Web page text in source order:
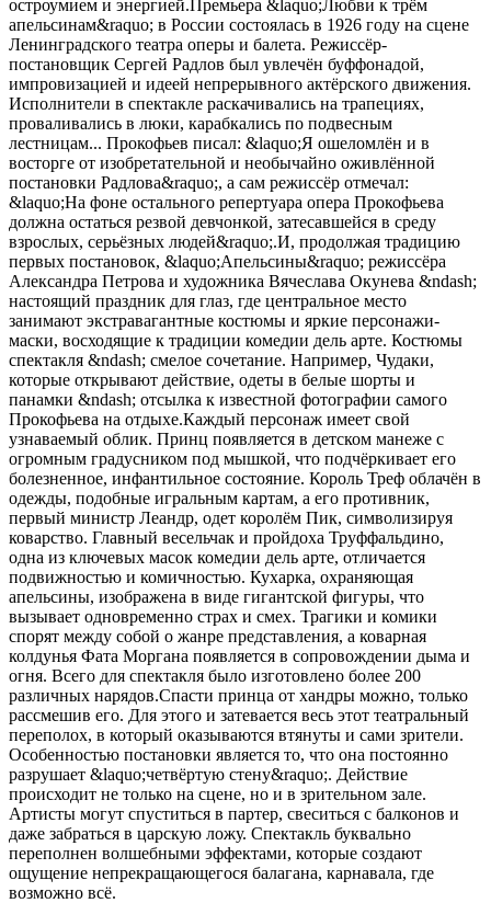
остроумием и энергией.Премьера &laquo;Любви к трём
апельсинам&raquo; в России состоялась в 1926 году на сцене
Ленинградского театра оперы и балета. Режиссёр-
постановщик Сергей Радлов был увлечён буффонадой,
импровизацией и идеей непрерывного актёрского движения.
Исполнители в спектакле раскачивались на трапециях,
проваливались в люки, карабкались по подвесным
лестницам... Прокофьев писал: &laquo;Я ошеломлён и в
восторге от изобретательной и необычайно оживлённой
постановки Радлова&raquo;, а сам режиссёр отмечал:
&laquo;На фоне остального репертуара опера Прокофьева
должна остаться резвой девчонкой, затесавшейся в среду
взрослых, серьёзных людей&raquo;.И, продолжая традицию
первых постановок, &laquo;Апельсины&raquo; режиссёра
Александра Петрова и художника Вячеслава Окунева &ndash;
настоящий праздник для глаз, где центральное место
занимают экстравагантные костюмы и яркие персонажи-
маски, восходящие к традиции комедии дель арте. Костюмы
спектакля &ndash; смелое сочетание. Например, Чудаки,
которые открывают действие, одеты в белые шорты и
панамки &ndash; отсылка к известной фотографии самого
Прокофьева на отдыхе.Каждый персонаж имеет свой
узнаваемый облик. Принц появляется в детском манеже с
огромным градусником под мышкой, что подчёркивает его
болезненное, инфантильное состояние. Король Треф облачён в
одежды, подобные игральным картам, а его противник,
первый министр Леандр, одет королём Пик, символизируя
коварство. Главный весельчак и пройдоха Труффальдино,
одна из ключевых масок комедии дель арте, отличается
подвижностью и комичностью. Кухарка, охраняющая
апельсины, изображена в виде гигантской фигуры, что
вызывает одновременно страх и смех. Трагики и комики
спорят между собой о жанре представления, а коварная
колдунья Фата Моргана появляется в сопровождении дыма и
огня. Всего для спектакля было изготовлено более 200
различных нарядов.Спасти принца от хандры можно, только
рассмешив его. Для этого и затевается весь этот театральный
переполох, в который оказываются втянуты и сами зрители.
Особенностью постановки является то, что она постоянно
разрушает &laquo;четвёртую стену&raquo;. Действие
происходит не только на сцене, но и в зрительном зале.
Артисты могут спуститься в партер, свеситься с балконов и
даже забраться в царскую ложу. Спектакль буквально
переполнен волшебными эффектами, которые создают
ощущение непрекращающегося балагана, карнавала, где
возможно всё.